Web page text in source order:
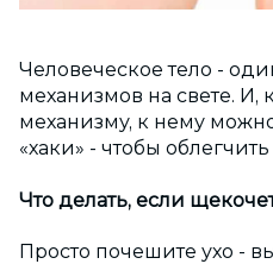
Человеческое тело -
механизмов на свете. И,
механизму, к нему
«хаки» - чтобы
Что делать, если
Просто почешите ухо -